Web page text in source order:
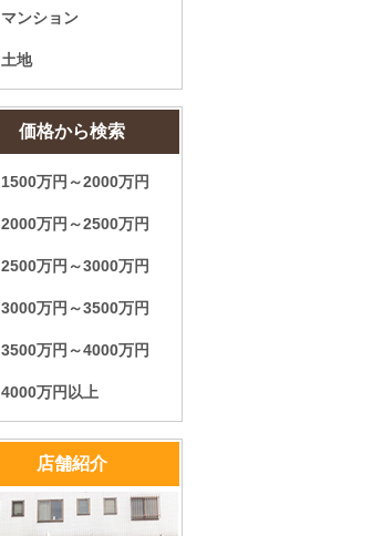
マンション
土地
価格から検索
1500万円～2000万円
2000万円～2500万円
2500万円～3000万円
3000万円～3500万円
3500万円～4000万円
4000万円以上
店舗紹介